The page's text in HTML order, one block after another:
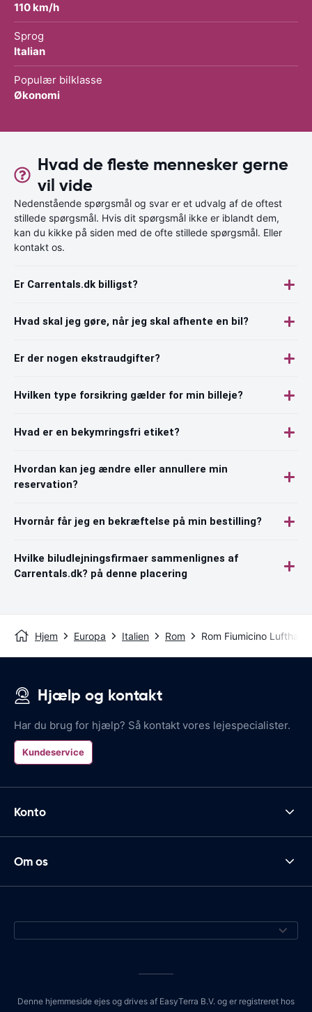
110 km/h
Sprog
Italian
Populær bilklasse
Økonomi
Hvad de fleste mennesker gerne
vil vide
Nedenstående spørgsmål og svar er et udvalg af de oftest
stillede spørgsmål. Hvis dit spørgsmål ikke er iblandt dem,
kan du kikke på siden med de ofte stillede spørgsmål. Eller
kontakt os.
Er Carrentals.dk billigst?
Hvad skal jeg gøre, når jeg skal afhente en bil?
Er der nogen ekstraudgifter?
Hvilken type forsikring gælder for min billeje?
Hvad er en bekymringsfri etiket?
Hvordan kan jeg ændre eller annullere min
reservation?
Hvornår får jeg en bekræftelse på min bestilling?
Hvilke biludlejningsfirmaer sammenlignes af
Carrentals.dk? på denne placering
Hjem Europa Italien Rom Rom Fiumicino Lufthavn
Hjælp og kontakt
Har du brug for hjælp? Så kontakt vores lejespecialister.
Kundeservice
Konto
Om os
Denne hjemmeside ejes og drives af EasyTerra B.V. og er registreret hos